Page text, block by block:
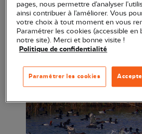
équipes de bénévoles (voir
dessous). En janvier, mais aussi
d'octobre à mars, vous pouvez
apprendre avec eux à identifier
pages, nous permettre d’analyser
ainsi contribuer à l’améliorer. Vous
votre choix à tout moment en vous
Paramétrer les cookies (accessible en
notre site). Merci et bonne visite !
Politique de confidentialité
Paramétrer les cookies